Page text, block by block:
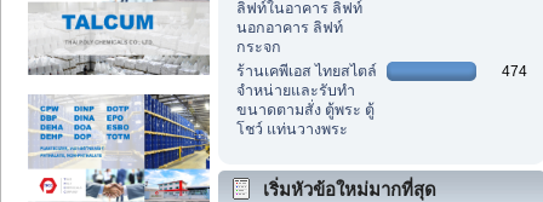
ลิฟท์ในอาคาร ลิฟท์
นอกอาคาร ลิฟท์
กระจก
ร้านเคพีเอส ไทยสไตล์
จำหน่ายและรับทำ
ขนาดตามสั่ง ตู้พระ ตู้
โชว์ แท่นวางพระ
474
เริ่มหัวข้อใหม่มากที่สุด